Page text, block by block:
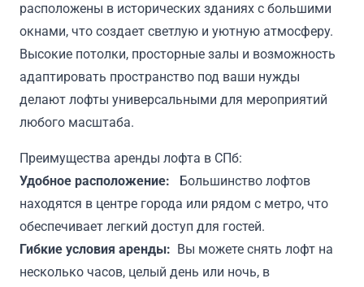
расположены в исторических зданиях с большими
окнами, что создает светлую и уютную атмосферу.
Высокие потолки, просторные залы и возможность
адаптировать пространство под ваши нужды
делают лофты универсальными для мероприятий
любого масштаба.
Преимущества аренды лофта в СПб:
Удобное расположение:
Большинство лофтов
находятся в центре города или рядом с метро, что
обеспечивает легкий доступ для гостей.
Гибкие условия аренды: Вы можете снять лофт на
несколько часов, целый день или ночь, в